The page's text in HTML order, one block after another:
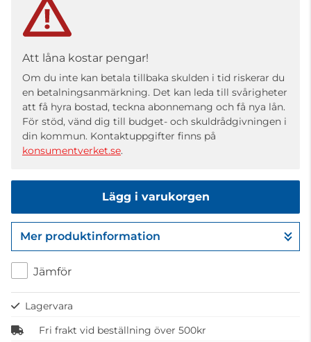
Att låna kostar pengar!
Om du inte kan betala tillbaka skulden i tid riskerar du
en betalningsanmärkning. Det kan leda till svårigheter
att få hyra bostad, teckna abonnemang och få nya lån.
För stöd, vänd dig till budget- och skuldrådgivningen i
din kommun. Kontaktuppgifter finns på
konsumentverket.se.
Lägg i varukorgen
Gå till kassan
Mer produktinformation
Jämför
Lagervara
Fri frakt vid beställning över 500kr